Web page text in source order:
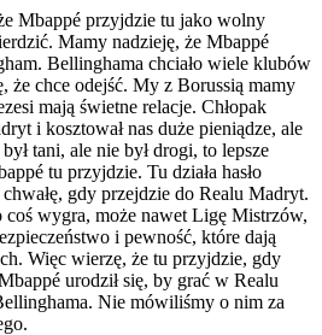
Mbappé przyjdzie tu jako wolny
Mamy nadzieję, że Mbappé
Bellinghama chciało wiele klubów
że chce odejść. My z Borussią mamy
mają świetne relacje. Chłopak
i kosztował nas duże pieniądze, ale
tani, ale nie był drogi, to lepsze
tu przyjdzie. Tu działa hasło
gdy przejdzie do Realu Madryt.
wygra, może nawet Ligę Mistrzów,
i pewność, które dają
Więc wierzę, że tu przyjdzie, gdy
urodził się, by grać w Realu
Nie mówiliśmy o nim za